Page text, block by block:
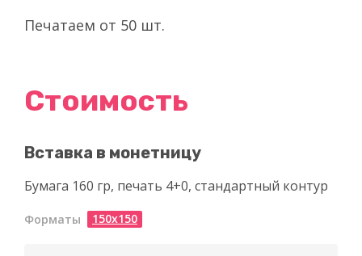
Печатаем от 50 шт.
Стоимость
Вставка в монетницу
Бумага 160 гр, печать 4+0, стандартный контур
Форматы 150х150